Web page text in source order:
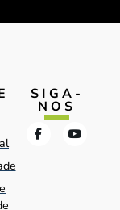
SIGA-
NOS